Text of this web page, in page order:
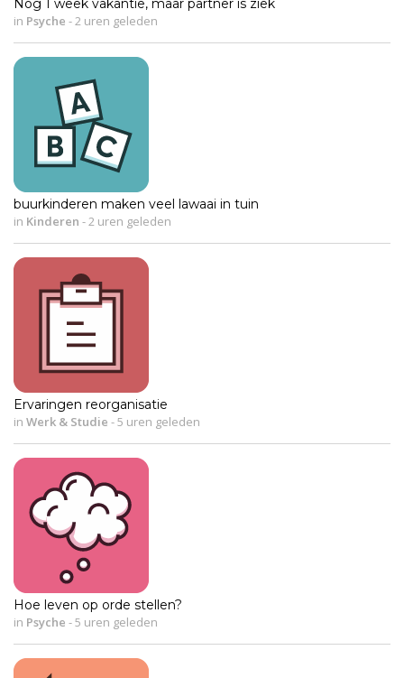
in Psyche - 2 uren geleden
buurkinderen maken veel lawaai in tuin
in Kinderen - 2 uren geleden
Ervaringen reorganisatie
in Werk & Studie -5 uren geleden
Hoe leven op orde stellen?
in Psyche -5 uren geleden